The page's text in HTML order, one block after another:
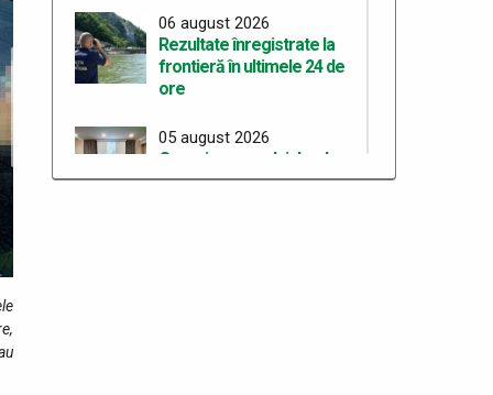
06 august 2026
Rezultate înregistrate la
frontieră în ultimele 24 de
ore
05 august 2026
Organizarea celui de-al
treilea Workshop pentru